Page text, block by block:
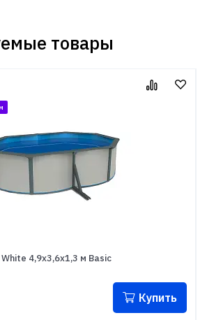
товары
4,9x3,6x1,3 м Basic
Купить